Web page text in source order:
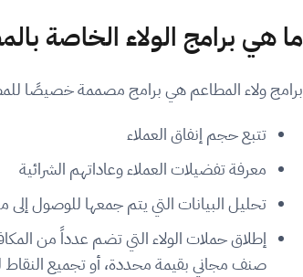
ما هي برامج الولاء الخاصة
برامج ولاء المطاعم هي برامج مصممة خصيصًا
تتبع حجم إنفاق العملاء
معرفة تفضيلات العملاء وعاداتهم الشرائية
تحليل البيانات التي يتم جمعها للوصول إلى
إطلاق حملات الولاء التي تضم عدداً من
صنف مجاني بقيمة محددة، أو تجميع